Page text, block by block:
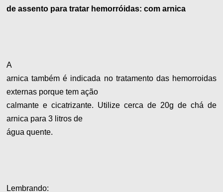
de assento para tratar hemorróidas: com arnica
A
arnica também é indicada no tratamento das hemorroidas
externas porque tem ação
calmante e cicatrizante. Utilize cerca de 20g de chá de
arnica para 3 litros de
água quente.
Lembrando: